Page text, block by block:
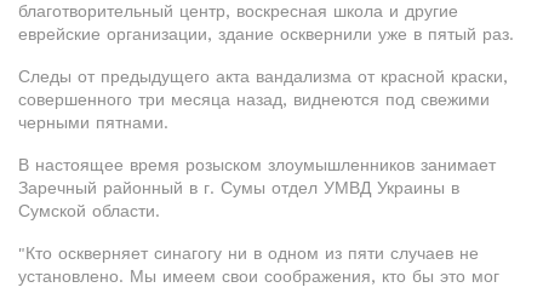
благотворительный центр, воскресная школа и другие
еврейские организации, здание осквернили уже в пятый раз.
Следы от предыдущего акта вандализма от красной краски,
совершенного три месяца назад, виднеются под свежими
черными пятнами.
В настоящее время розыском злоумышленников занимает
Заречный районный в г. Сумы отдел УМВД Украины в
Сумской области.
"Кто оскверняет синагогу ни в одном из пяти случаев не
установлено. Мы имеем свои соображения, кто бы это мог